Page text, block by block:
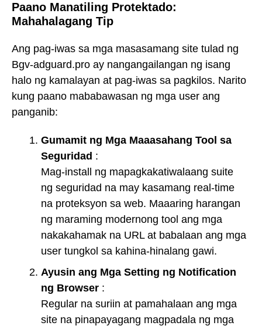
Paano Manatiling Protektado:
Mahahalagang Tip
Ang pag-iwas sa mga masasamang site tulad ng
Bgv-adguard.pro ay nangangailangan ng isang
halo ng kamalayan at pag-iwas sa pagkilos. Narito
kung paano mababawasan ng mga user ang
panganib:
Gumamit ng Mga Maaasahang Tool sa
Seguridad :
Mag-install ng mapagkakatiwalaang suite
ng seguridad na may kasamang real-time
na proteksyon sa web. Maaaring harangan
ng maraming modernong tool ang mga
nakakahamak na URL at babalaan ang mga
user tungkol sa kahina-hinalang gawi.
Ayusin ang Mga Setting ng Notification
ng Browser :
Regular na suriin at pamahalaan ang mga
site na pinapayagang magpadala ng mga